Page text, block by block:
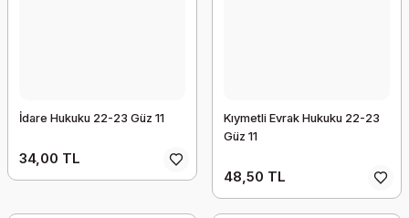
İdare Hukuku 22-23 Güz 11
34,00 TL
Kıymetli Evrak Hukuku 22-23
Güz 11
48,50 TL